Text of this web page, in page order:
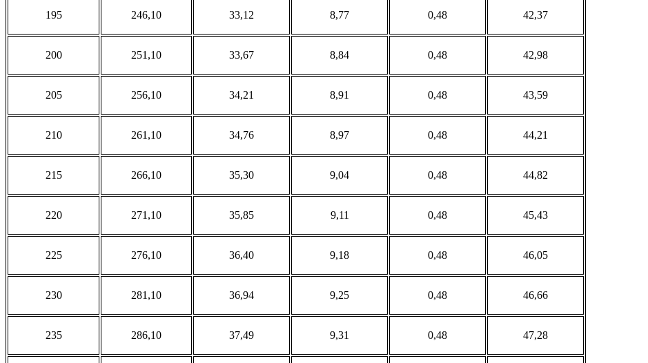
195 246,10 33,12 8,77 0,48 42,37
200 251,10 33,67 8,84 0,48 42,98
205 256,10 34,21 8,91 0,48 43,59
210 261,10 34,76 8,97 0,48 44,21
215 266,10 35,30 9,04 0,48 44,82
220 271,10 35,85 9,11 0,48 45,43
225 276,10 36,40 9,18 0,48 46,05
230 281,10 36,94 9,25 0,48 46,66
235 286,10 37,49 9,31 0,48 47,28